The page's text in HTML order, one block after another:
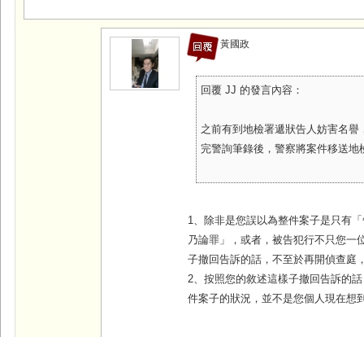
黃國政
回覆 JJ 的發言內容：
之前有到地檢署遞狀告人妨害名
完警詢筆錄後，警察將案件移送地
1、除非是您誤以為整件案子是只有
乃論罪」，或者，被告犯行不只您一
子撤回告訴的話，不至於再開偵查庭
2、按照您的敘述這樣子撤回告訴的
件案子的狀況，並不是您個人現在想